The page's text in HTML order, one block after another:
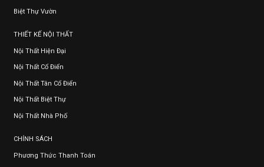
Biệt Thự Vườn
THIẾT KẾ NỘI THẤT
Nội Thất Hiện Đại
Nội Thất Cổ Điển
Nội Thất Tân Cổ Điển
Nội Thất Biệt Thự
Nội Thất Nhà Phố
CHÍNH SÁCH
Phương Thức Thanh Toán